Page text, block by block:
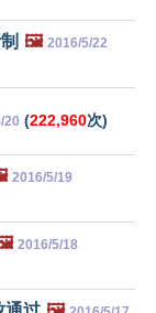
🖼️ 2016/5/22
20 (222,960次)
2016/5/19
2016/5/18